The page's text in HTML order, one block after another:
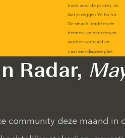
Radar,
community deze maand in